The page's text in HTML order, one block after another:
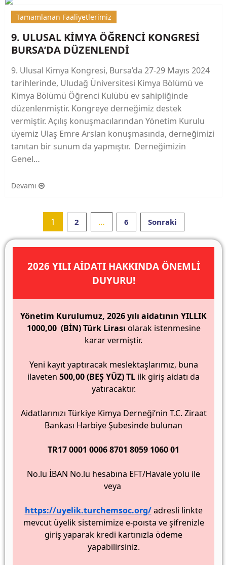
Tamamlanan Faaliyetlerimiz
9. ULUSAL KİMYA ÖĞRENCİ KONGRESİ
BURSA’DA DÜZENLENDİ
9. Ulusal Kimya Kongresi, Bursa’da 27-29 Mayıs 2024
tarihlerinde, Uludağ Üniversitesi Kimya Bölümü ve
Kimya Bölümü Öğrenci Kulübü ev sahipliğinde
düzenlenmiştir. Kongreye derneğimiz destek
vermiştir. Açılış konuşmacılarından Yönetim Kurulu
üyemiz Ulaş Emre Arslan konuşmasında, derneğimizi
tanıtan bir sunum da yapmıştır. Derneğimizin
Genel…
Devamı
pagination
1 2 … 6 Sonraki
2026 YILI AİDATI HAKKINDA ÖNEMLİ
DUYURU!
Yönetim Kurulumuz, 2026 yılı aidatının YILLIK
1000,00 (BİN) Türk Lirası olarak istenmesine
karar vermiştir.
Yeni kayıt yaptıracak meslektaşlarımız, buna
ilaveten 500,00 (BEŞ YÜZ) TL ilk giriş aidatı da
yatıracaktır.
Aidatlarınızı Türkiye Kimya Derneği’nin T.C. Ziraat
Bankası Harbiye Şubesinde bulunan
TR17 0001 0006 8701 8059 1060 01
No.lu İBAN No.lu hesabına EFT/Havale yolu ile
veya
https://uyelik.turchemsoc.org/adresli linkte
mevcut üyelik sistemimize e-poısta ve şifrenizle
giriş yaparak kredi kartınızla ödeme
yapabilirsiniz.